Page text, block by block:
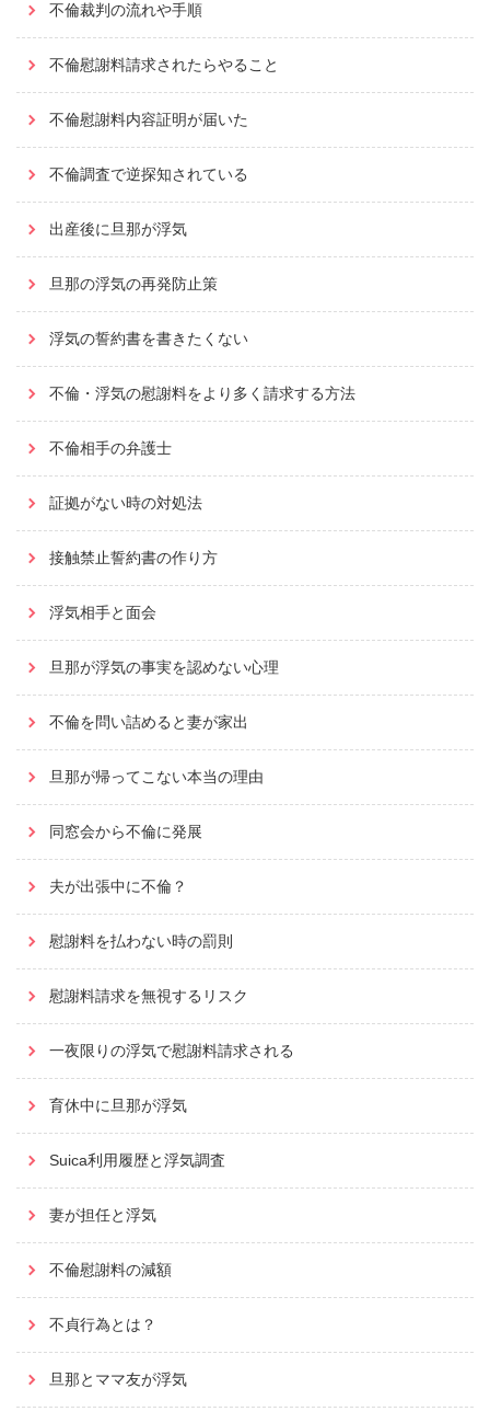
不倫裁判の流れや手順
不倫慰謝料請求されたらやること
不倫慰謝料内容証明が届いた
不倫調査で逆探知されている
出産後に旦那が浮気
旦那の浮気の再発防止策
浮気の誓約書を書きたくない
不倫・浮気の慰謝料をより多く請求する方法
不倫相手の弁護士
証拠がない時の対処法
接触禁止誓約書の作り方
浮気相手と面会
旦那が浮気の事実を認めない心理
不倫を問い詰めると妻が家出
旦那が帰ってこない本当の理由
同窓会から不倫に発展
夫が出張中に不倫？
慰謝料を払わない時の罰則
慰謝料請求を無視するリスク
一夜限りの浮気で慰謝料請求される
育休中に旦那が浮気
Suica利用履歴と浮気調査
妻が担任と浮気
不倫慰謝料の減額
不貞行為とは？
旦那とママ友が浮気